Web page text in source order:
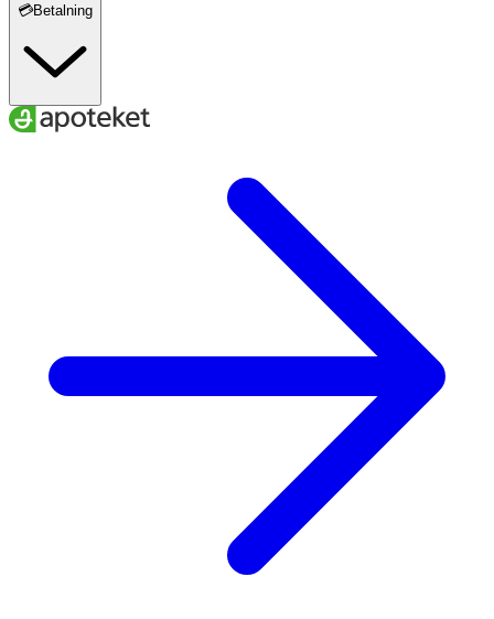
💳Betalning